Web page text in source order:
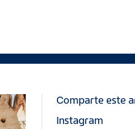
Comparte este
Instagram